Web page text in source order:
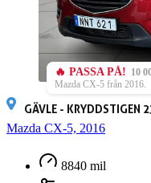
🔥 PASSA PÅ! 10
Mazda CX-5 från 2016.
GÄVLE - KRYDDSTIGEN
Mazda CX-5, 2016
8840 mil